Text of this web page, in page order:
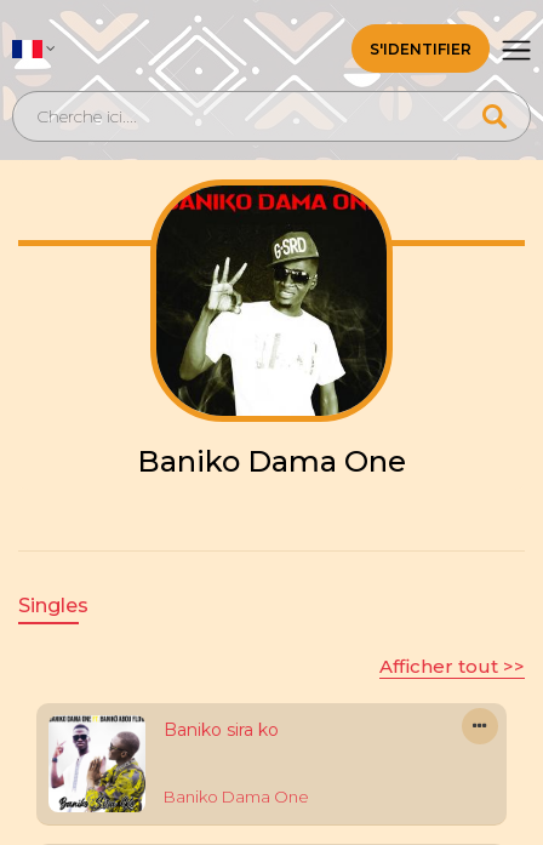
S'IDENTIFIER
Baniko Dama One
Singles
Afficher tout >>
Baniko sira ko
Baniko Dama One